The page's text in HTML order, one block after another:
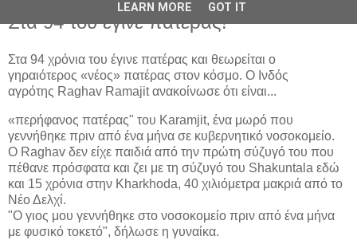
Στα 94 του έγινε πατέρας!
Στα 94 χρόνια του έγινε πατέρας και θεωρείται ο
γηραιότερος «νέος» πατέρας στον κόσμο. Ο Ινδός
αγρότης Raghav Ramajit ανακοίνωσε ότι είναι...
«περήφανος πατέρας" του Karamjit, ένα μωρό που
γεννήθηκε πριν από ένα μήνα σε κυβερνητικό νοσοκομείο.
Ο Raghav δεν είχε παιδιά από την πρώτη σύζυγό του που
πέθανε πρόσφατα και ζει με τη σύζυγό του Shakuntala εδώ
και 15 χρόνια στην Kharkhoda, 40 χιλιόμετρα μακριά από το
Νέο Δελχί.
"Ο γιος μου γεννήθηκε στο νοσοκομείο πριν από ένα μήνα
με φυσικό τοκετό", δήλωσε η γυναίκα.
LEARN MORE GOT IT